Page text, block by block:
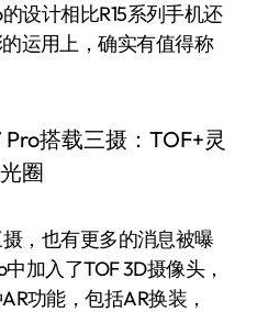
设计相比R15系列手机还
运用上，确实有值得称
摄，也有更多的消息被曝
加入了TOF 3D摄像头，
功能，包括AR换装，